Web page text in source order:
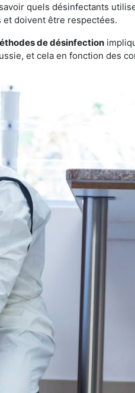
quels désinfectants
et doivent être respectées.
de désinfection
et cela en fonction des